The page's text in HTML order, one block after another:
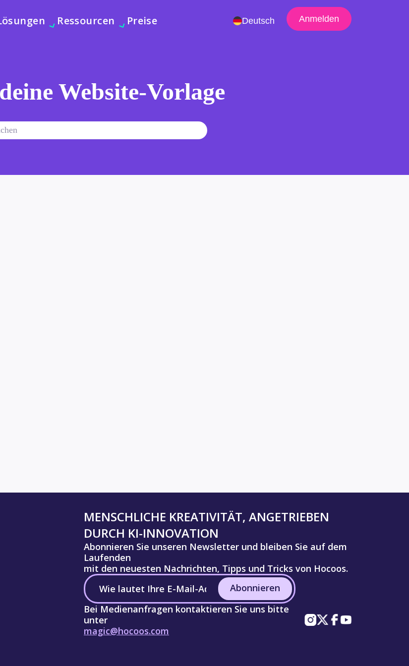
Ressourcen Preise Deutsch Anmelden
Website-Vorlage
MENSCHLICHE KREATIVITÄT, ANGETRIEBEN
DURCH KI-INNOVATION
Abonnieren Sie unseren Newsletter und bleiben Sie auf dem
Laufenden
mit den neuesten Nachrichten, Tipps und Tricks von Hocoos.
Abonnieren
Bei Medienanfragen kontaktieren Sie uns bitte
unter
magic@hocoos.com